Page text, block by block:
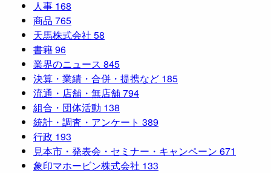
人事 168
商品 765
天馬株式会社 58
書籍96
業界のニュース 845
決算・業績・合併・提携など 185
流通・店舗・無店舗794
組合・団体活動 138
統計・調査・アンケート 389
行政 193
見本市・発表会・セミナー・キャンペーン 671
象印マホービン株式会社 133